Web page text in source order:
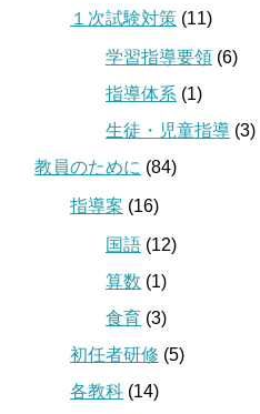
１次試験対策 (11)
学習指導要領 (6)
指導体系 (1)
生徒・児童指導 (3)
教員のために (84)
指導案 (16)
国語 (12)
算数 (1)
食育 (3)
初任者研修 (5)
各教科 (14)